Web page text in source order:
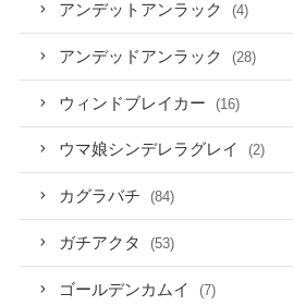
アンデットアンラック (4)
アンデッドアンラック (28)
ウィンドブレイカー (16)
ウマ娘シンデレラグレイ (2)
カグラバチ (84)
ガチアクタ (53)
ゴールデンカムイ (7)